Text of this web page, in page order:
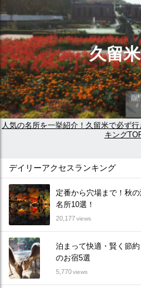
久留
人気の名所を一挙紹介！久留米で必ず
キング
デイリーアクセスランキング
定番から穴場まで！秋
名所10選！
20,177views
泊まって快適・賢く節
のお宿5選
5,770views